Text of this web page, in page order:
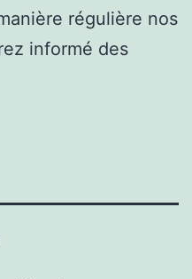
régulière nos
informé des